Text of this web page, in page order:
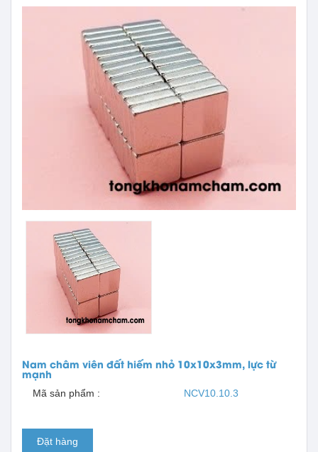
Nam châm viên đất hiếm nhỏ 10x10x3mm, lực từ
mạnh
Mã sản phẩm : NCV10.10.3
Đặt hàng